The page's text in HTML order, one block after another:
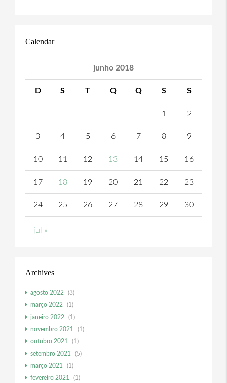
Calendar
junho 2018
D S T Q Q S S
1 2
3 4 5 6 7 8 9
10 11 12 13 14 15 16
17 18 19 20 21 22 23
24 25 26 27 28 29 30
jul »
Archives
agosto 2022
(3)
março 2022
(1)
janeiro 2022
(1)
novembro 2021
(1)
outubro 2021
(1)
setembro 2021
(5)
março 2021
(1)
fevereiro 2021
(1)